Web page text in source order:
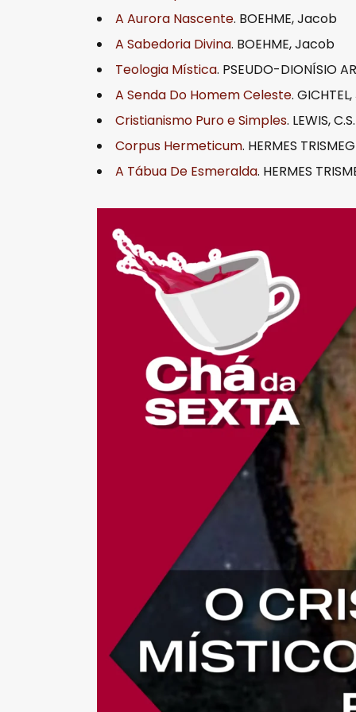
i
A Aurora Nascente. BOEHME, Jacob
A Sabedoria Divina. BOEHME, Jacob
Teologia Mística. PSEUDO-DIONÍSIO
A Senda Do Homem Celeste. GICHTEL,
Cristianismo Puro e Simples. LEWIS, C.S.
Corpus Hermeticum. HERMES
A Tábua De Esmeralda. HERMES